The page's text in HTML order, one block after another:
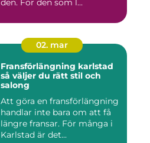
den. För den som l...
02. mar
Fransförlängning karlstad
så väljer du rätt stil och
salong
Att göra en fransförlängning
handlar inte bara om att få
längre fransar. För många i
Karlstad är det...